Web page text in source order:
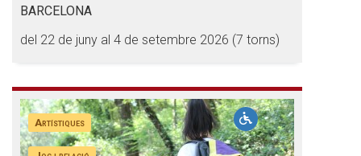
BARCELONA
del 22 de juny al 4 de setembre 2026 (7 torns)
Artístiques